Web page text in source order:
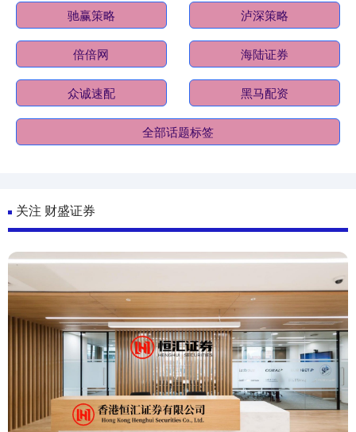
驰赢策略 泸深策略
倍倍网 海陆证券
众诚速配 黑马配资
全部话题标签
关注 财盛证券